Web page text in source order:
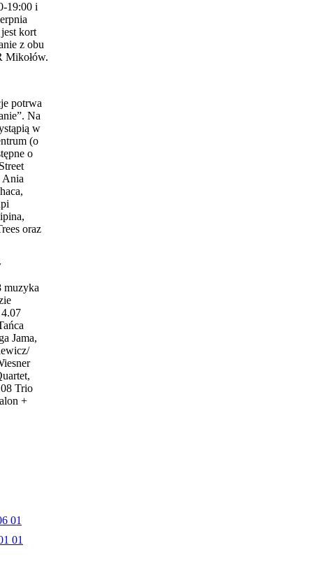
19:00 i
kort
z obu
Mikołów.
potrwa
Na
w
(o
o
Ania
oraz
muzyka
Jama,
Trio
+